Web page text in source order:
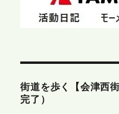
街道を歩く【会津西
完了）